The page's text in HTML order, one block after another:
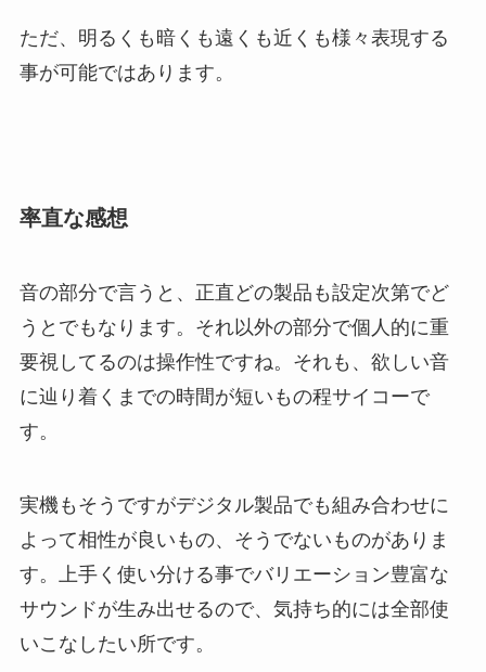
ただ、明るくも暗くも遠くも近くも様々表現する
事が可能ではあります。
率直な感想
音の部分で言うと、正直どの製品も設定次第でど
うとでもなります。それ以外の部分で個人的に重
要視してるのは操作性ですね。それも、欲しい音
に辿り着くまでの時間が短いもの程サイコーで
す。
実機もそうですがデジタル製品でも組み合わせに
よって相性が良いもの、そうでないものがありま
す。上手く使い分ける事でバリエーション豊富な
サウンドが生み出せるので、気持ち的には全部使
いこなしたい所です。